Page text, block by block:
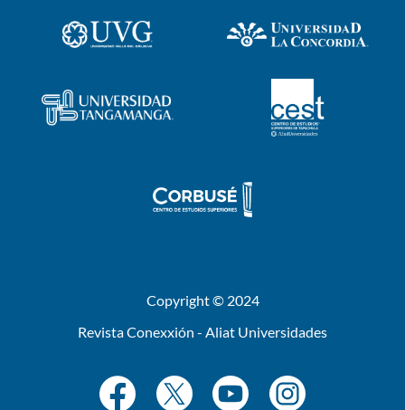
Copyright © 2024
Revista Conexxión - Aliat Universidades